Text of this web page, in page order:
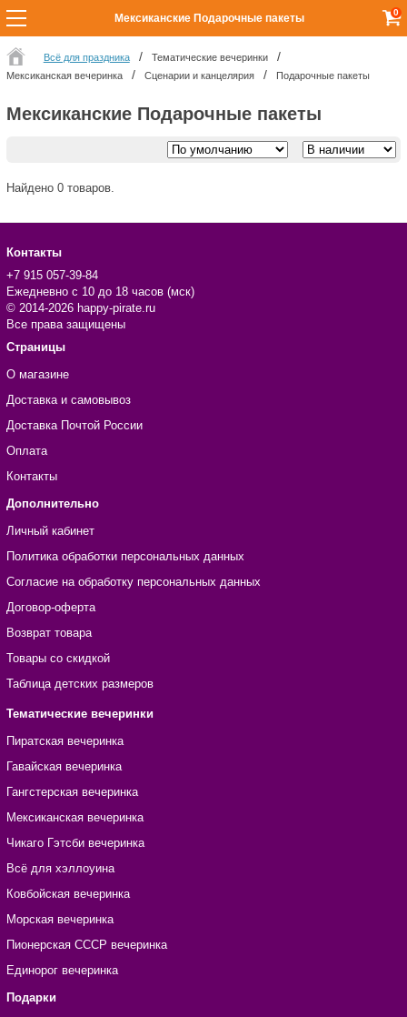
Всё для праздника
Тематические вечеринки
Мексиканская вечеринка
Сценарии и канцелярия Подарочные пакеты
Мексиканские Подарочные пакеты
Найдено 0 товаров.
Контакты
+7 915 057-39-84
Ежедневно с 10 до 18 часов (мск)
© 2014-2026 happy-pirate.ru
Все права защищены
Страницы
О магазине
Доставка и самовывоз
Доставка Почтой России
Оплата
Контакты
Дополнительно
Личный кабинет
Политика обработки персональных данных
Согласие на обработку персональных данных
Договор-оферта
Возврат товара
Товары со скидкой
Таблица детских размеров
Тематические вечеринки
Пиратская вечеринка
Гавайская вечеринка
Гангстерская вечеринка
Мексиканская вечеринка
Чикаго Гэтсби вечеринка
Всё для хэллоуина
Ковбойская вечеринка
Морская вечеринка
Пионерская СССР вечеринка
Единорог вечеринка
Подарки
Мексиканские Подарочные пакеты 0